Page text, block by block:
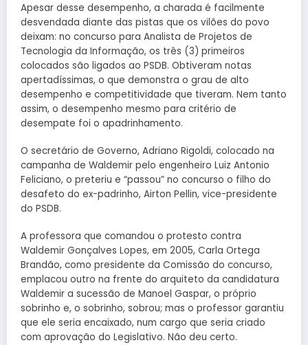
Apesar desse desempenho, a charada é facilmente
desvendada diante das pistas que os vilões do povo
deixam: no concurso para Analista de Projetos de
Tecnologia da Informação, os três (3) primeiros
colocados são ligados ao PSDB. Obtiveram notas
apertadíssimas, o que demonstra o grau de alto
desempenho e competitividade que tiveram. Nem tanto
assim, o desempenho mesmo para critério de
desempate foi o apadrinhamento.
O secretário de Governo, Adriano Rigoldi, colocado na
campanha de Waldemir pelo engenheiro Luiz Antonio
Feliciano, o preteriu e “passou” no concurso o filho do
desafeto do ex-padrinho, Airton Pellin, vice-presidente
do PSDB.
A professora que comandou o protesto contra
Waldemir Gonçalves Lopes, em 2005, Carla Ortega
Brandão, como presidente da Comissão do concurso,
emplacou outro na frente do arquiteto da candidatura
Waldemir a sucessão de Manoel Gaspar, o próprio
sobrinho e, o sobrinho, sobrou; mas o professor garantiu
que ele seria encaixado, num cargo que seria criado
com aprovação do Legislativo. Não deu certo.